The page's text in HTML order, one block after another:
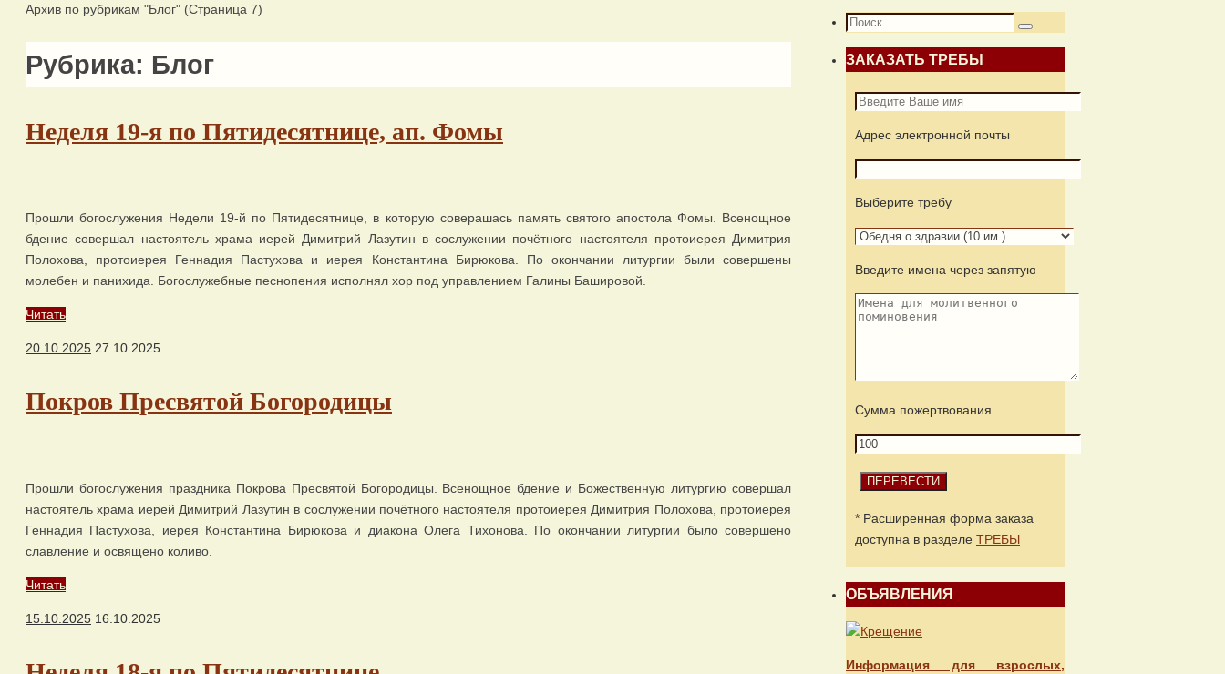
Главная
Архив по рубрикам "Блог" (Страница 7)
Рубрика: Блог
Неделя 19-я по Пятидесятнице, ап. Фомы
Прошли богослужения Недели 19-й по Пятидесятнице, в которую соверашась память святого апостола Фомы. Всенощное
бдение совершал настоятель храма иерей Димитрий Лазутин в сослужении почётного настоятеля протоиерея Димитрия
Полохова, протоиерея Геннадия Пастухова и иерея Константина Бирюкова. По окончании литургии были совершены
молебен и панихида. Богослужебные песнопения исполнял хор под управлением Галины Башировой.
Читать
20.10.2025 27.10.2025
Покров Пресвятой Богородицы
Прошли богослужения праздника Покрова Пресвятой Богородицы. Всенощное бдение и Божественную литургию совершал
настоятель храма иерей Димитрий Лазутин в сослужении почётного настоятеля протоиерея Димитрия Полохова, протоиерея
Геннадия Пастухова, иерея Константина Бирюкова и диакона Олега Тихонова. По окончании литургии было совершено
славление и освящено коливо.
Читать
15.10.2025 16.10.2025
Что
Поиск
ЗАКАЗАТЬ ТРЕБЫ
Адрес электронной почты
Выберите требу
Введите имена через запятую
Сумма пожертвования
* Расширенная форма заказа
доступна в разделе ТРЕБЫ
ОБЪЯВЛЕНИЯ
Информация для взрослых,